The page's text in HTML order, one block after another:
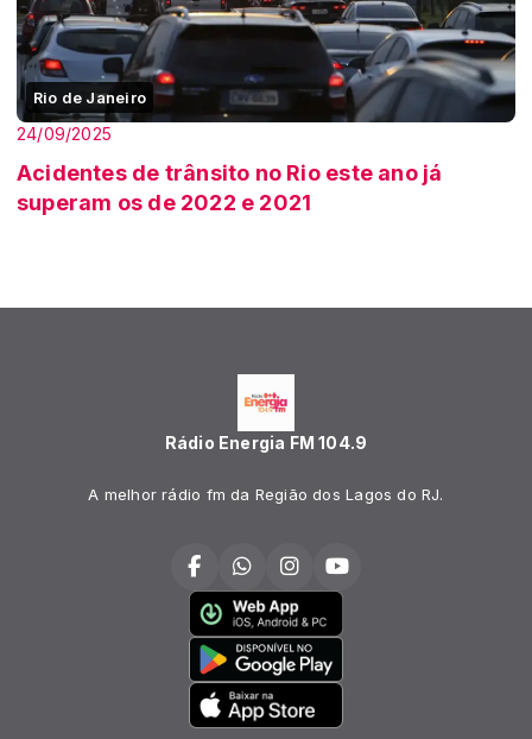
Rio de Janeiro
24/09/2025
Acidentes de trânsito no Rio este ano já
superam os de 2022 e 2021
Rádio Energia FM 104.9
A melhor rádio fm da Região dos Lagos do RJ.